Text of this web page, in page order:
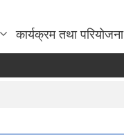
कार्यक्रम तथा परियोजना